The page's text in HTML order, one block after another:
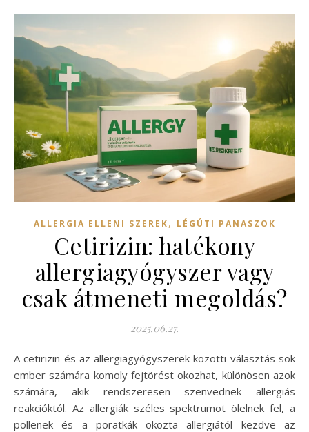
ALLERGIA ELLENI SZEREK, LÉGÚTI PANASZOK
Cetirizin: hatékony
allergiagyógyszer vagy
csak átmeneti megoldás?
2025.06.27.
A cetirizin és az allergiagyógyszerek közötti választás sok
ember számára komoly fejtörést okozhat, különösen azok
számára, akik rendszeresen szenvednek allergiás
reakcióktól. Az allergiák széles spektrumot ölelnek fel, a
pollenek és a poratkák okozta allergiától kezdve az